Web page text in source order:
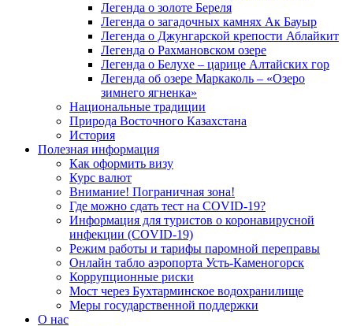
Легенда о золоте Береля
Легенда о загадочных камнях Ак Бауыр
Легенда о Джунгарской крепости Аблайкит
Легенда о Рахмановском озере
Легенда о Белухе – царице Алтайских гор
Легенда об озере Маркаколь – «Озеро
зимнего ягненка»
Национальные традиции
Природа Восточного Казахстана
История
Полезная информация
Как оформить визу
Курс валют
Внимание! Пограничная зона!
Где можно сдать тест на COVID-19?
Информация для туристов о коронавирусной
инфекции (COVID-19)
Режим работы и тарифы паромной переправы
Онлайн табло аэропорта Усть-Каменогорск
Коррупционные риски
Мост через Бухтарминское водохранилище
Меры государственной поддержки
О нас